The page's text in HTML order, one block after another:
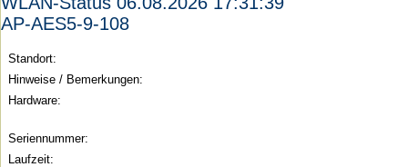
AP-AES5-9-108
Standort:
Hinweise / Bemerkungen:
Hardware:
Seriennummer:
Laufzeit: